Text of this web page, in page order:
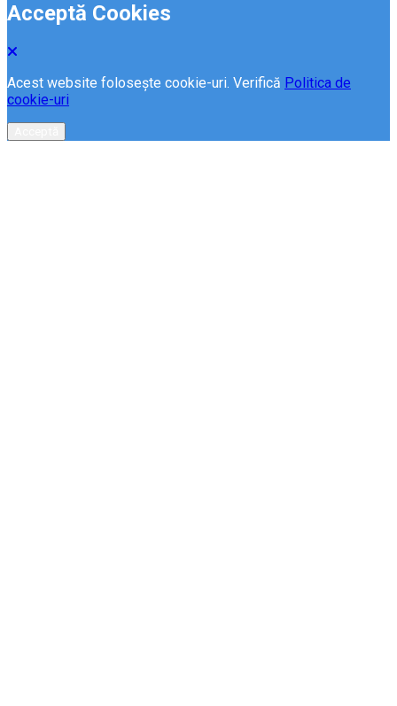
Acceptă Cookies
Acest website folosește cookie-uri. Verifică Politica de
cookie-uri